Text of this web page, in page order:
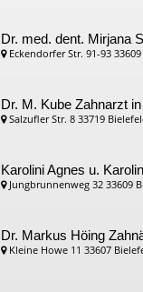
Dr. med. dent. Mirjana
Eckendorfer Str. 91-93
Dr. M. Kube Zahnarzt
Salzufler Str. 8 33719
Karolini Agnes u.
Jungbrunnenweg 32 33609
Dr. Markus Höing
Kleine Howe 11 33607